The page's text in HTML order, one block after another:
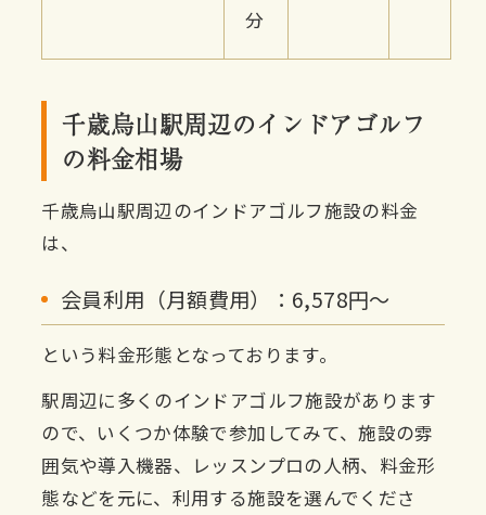
分
千歳烏山駅周辺のインドアゴルフ
の料金相場
千歳烏山駅周辺のインドアゴルフ施設の料金
は、
会員利用（月額費用）：6,578円〜
という料金形態となっております。
駅周辺に多くのインドアゴルフ施設があります
ので、いくつか体験で参加してみて、施設の雰
囲気や導入機器、レッスンプロの人柄、料金形
態などを元に、利用する施設を選んでくださ